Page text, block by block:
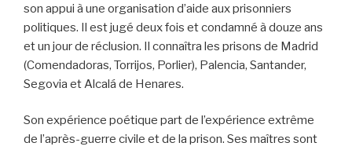
son appui à une organisation d’aide aux prisonniers
politiques. Il est jugé deux fois et condamné à douze ans
et un jour de réclusion. Il connaîtra les prisons de Madrid
(Comendadoras, Torrijos, Porlier), Palencia, Santander,
Segovia et Alcalá de Henares.
Son expérience poétique part de l’expérience extrême
de l’après-guerre civile et de la prison. Ses maîtres sont